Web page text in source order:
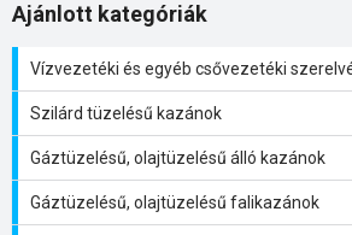
Ajánlott kategóriák
Vízvezetéki és egyéb csővezetéki
Szilárd tüzelésű kazánok
Gáztüzelésű, olajtüzelésű álló kazánok
Gáztüzelésű, olajtüzelésű falikazánok